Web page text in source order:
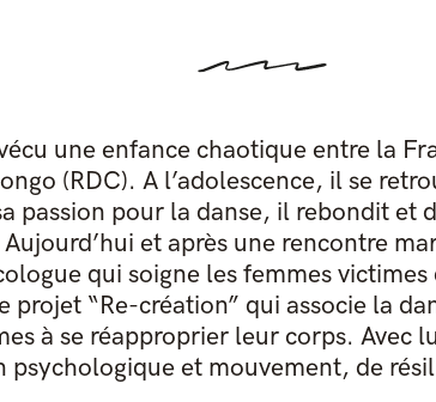
une enfance chaotique entre la
(RDC). A l’adolescence, il se
passion pour la danse, il rebondit et
et après une rencontre
qui soigne les femmes victimes
projet “Re-création” qui associe la
à se réapproprier leur corps. Avec
psychologique et mouvement, de